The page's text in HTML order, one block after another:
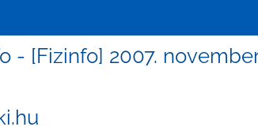
- [Fizinfo] 2007.